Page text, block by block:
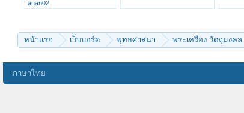
anan02
Pattana
บัวแรกแย้ม
kom48
Khamphee
KEnG.
หน้าแรก เว็บบอร์ด พุทธศาสนา พระเครื่อง วัตถุมงคล
ภาษาไทย